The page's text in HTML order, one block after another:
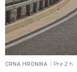
CRNA HRONIKA Pre 2 h